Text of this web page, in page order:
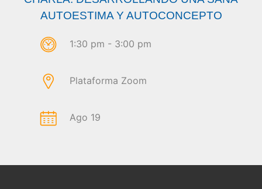
AUTOESTIMA Y AUTOCONCEPTO
1:30 pm - 3:00 pm
Plataforma Zoom
Ago 19